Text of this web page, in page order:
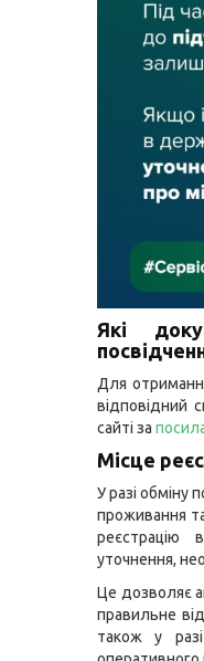
Які
Для
відповідний
сайті за
Місце
У разі обміну
проживання
реєстрацію
уточнення,
Це дозволяє
правильне
також у